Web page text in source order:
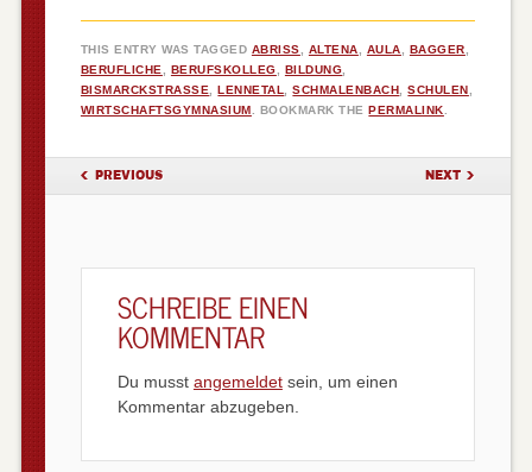
THIS ENTRY WAS TAGGED ABRISS ALTENA AULA BAGGER
BERUFLICHE
BERUFSKOLLEG BILDUNG
BISMARCKSTRASSE
,LENNETAL ,SCHMALENBACH ,SCHULEN
WIRTSCHAFTSGYMNASIUM . BOOKMARK THEPERMALINK
POST NAVIGATION
PREVIOUS NEXT
SCHREIBE EINEN
KOMMENTAR
Du musst angemeldetsein, um einen
Kommentar abzugeben.